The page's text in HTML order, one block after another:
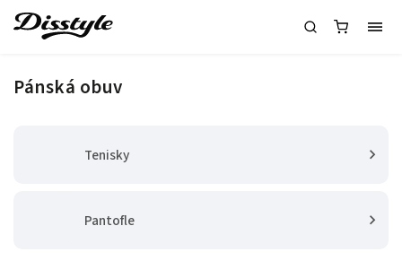
Pánská obuv
Tenisky
Pantofle